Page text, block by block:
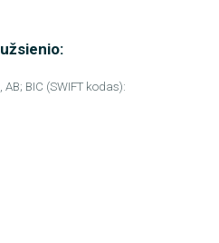
BIC (SWIFT kodas):